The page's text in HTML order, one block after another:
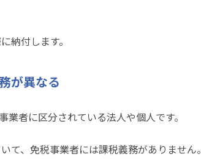
納付します。
が異なる
者に区分されている法人や個人です。
て、免税事業者には課税義務がありません。